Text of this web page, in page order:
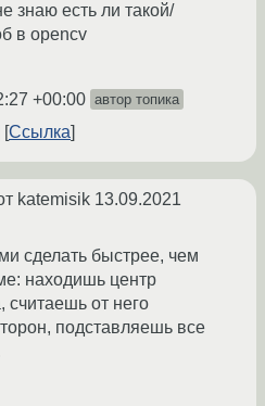
знаю есть ли такой/
в opencv
+00:00 автор топика
Ссылка
katemisik 13.09.2021
сделать быстрее, чем
находишь центр
считаешь от него
подставляешь все